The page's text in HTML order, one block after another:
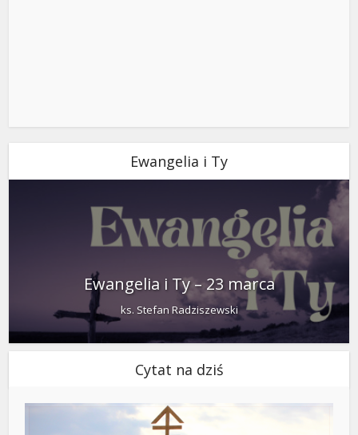
Ewangelia i Ty
Ewangelia i Ty – 23 marca
ks. Stefan Radziszewski
Cytat na dziś